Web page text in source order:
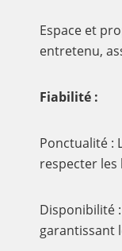
Espace et
entretenu,
Fiabilité :
Ponctualité :
respecter les
Disponibilité
garantissant